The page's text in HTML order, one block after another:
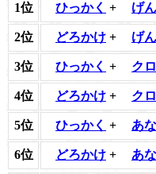
1位
ひっかく + げ
2位 どろかけ + げ
3位 ひっかく + ク
4位 どろかけ + ク
5位 ひっかく + あ
6位 どろかけ + あ